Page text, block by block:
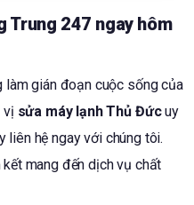
Trung 247 ngay hôm
gián đoạn cuộc sống của
vị sửa máy lạnh Thủ Đứcuy
liên hệ ngay với chúng tôi.
mang đến dịch vụ chất